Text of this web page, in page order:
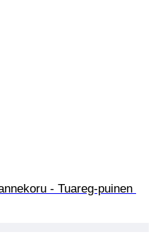
- Tuareg-puinen